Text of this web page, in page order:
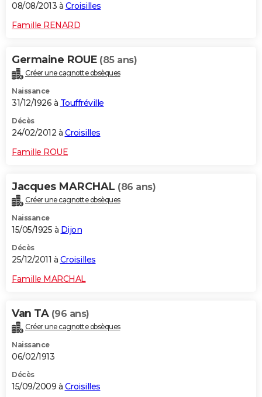
08/08/2013 à Croisilles
Famille RENARD
Germaine ROUE (85 ans)
Créer une cagnotte obsèques
Naissance
31/12/1926 à Touffréville
Décès
24/02/2012 à Croisilles
Famille ROUE
Jacques MARCHAL (86 ans)
Créer une cagnotte obsèques
Naissance
15/05/1925 à Dijon
Décès
25/12/2011 à Croisilles
Famille MARCHAL
Van TA (96 ans)
Créer une cagnotte obsèques
Naissance
06/02/1913
Décès
15/09/2009 à Croisilles